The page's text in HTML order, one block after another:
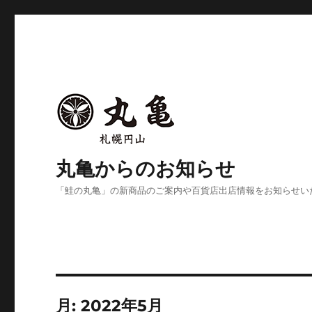
丸亀からのお知らせ
「鮭の丸亀」の新商品のご案内や百貨店出店情報をお知らせい
月:2022年5月